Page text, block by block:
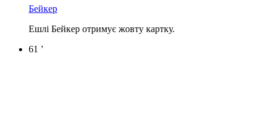
Бейкер
Ешлі Бейкер отримує жовту картку.
61 ’